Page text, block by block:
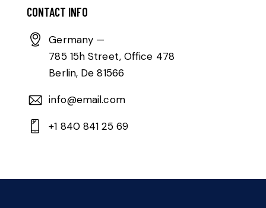
CONTACT INFO
Germany —
785 15h Street, Office 478
Berlin, De 81566
info@email.com
+1 840 841 25 69